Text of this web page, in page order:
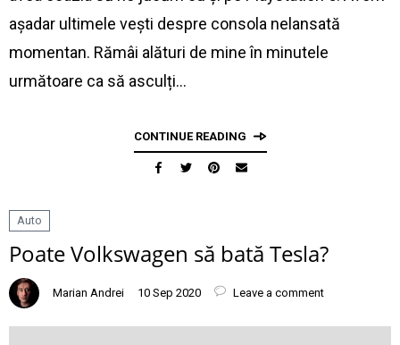
așadar ultimele vești despre consola nelansată
momentan. Rămâi alături de mine în minutele
următoare ca să asculți…
CONTINUE READING
Auto
Poate Volkswagen să bată Tesla?
Marian Andrei 10 Sep 2020 Leave a comment